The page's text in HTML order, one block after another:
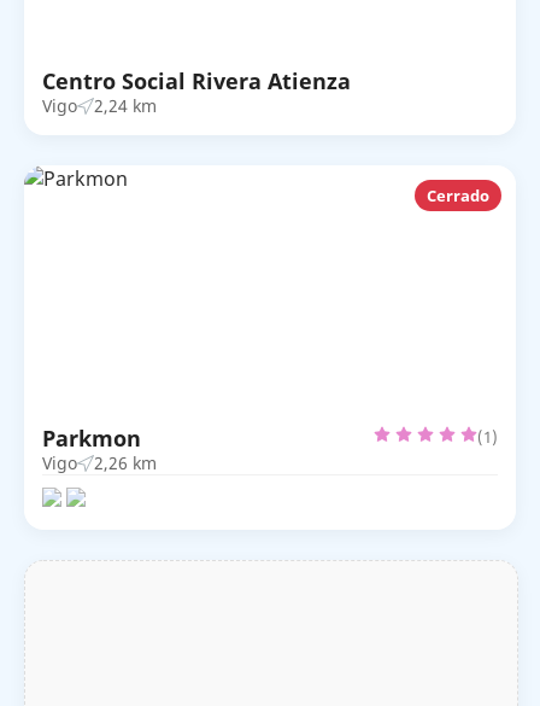
Centro Social Rivera Atienza
Vigo 2,24 km
Cerrado
Parkmon (1)
Vigo 2,26 km